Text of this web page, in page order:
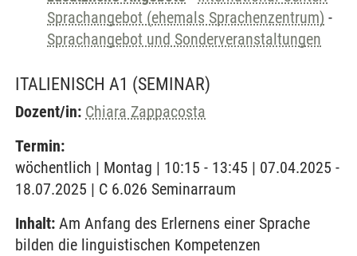
Sprachangebot (ehemals Sprachenzentrum) -
Sprachangebot und Sonderveranstaltungen
ITALIENISCH A1 (SEMINAR)
Dozent/in: Chiara Zappacosta
Termin:
wöchentlich | Montag | 10:15 - 13:45 | 07.04.2025 -
18.07.2025 | C 6.026 Seminarraum
Inhalt: Am Anfang des Erlernens einer Sprache
bilden die linguistischen Kompetenzen